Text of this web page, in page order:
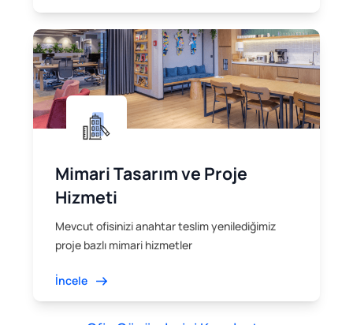
Mimari Tasarım ve Proje
Hizmeti
Mevcut ofisinizi anahtar teslim yenilediğimiz
proje bazlı mimari hizmetler
İncele